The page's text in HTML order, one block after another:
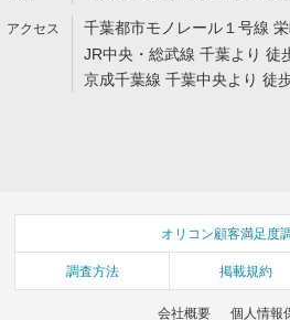
千葉都市モノレール１号線
JR中央・総武線 千葉より 徒
京成千葉線 千葉中央より 徒
オリコン顧客満足度
調査方法 掲載規約
会社概要 個人情報